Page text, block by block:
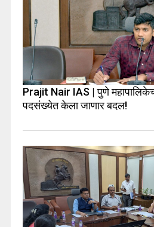
Prajit Nair IAS | पुणे
पदसंख्येत केला जाणार बदल!